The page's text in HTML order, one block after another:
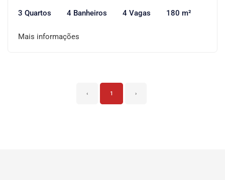
3 Quartos 4 Banheiros 4 Vagas 180 m²
Mais informações
‹ 1 ›